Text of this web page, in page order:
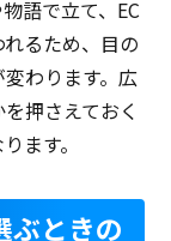
語で立て、EC
るため、目の
わります。広
押さえておく
ます。
ぶときの